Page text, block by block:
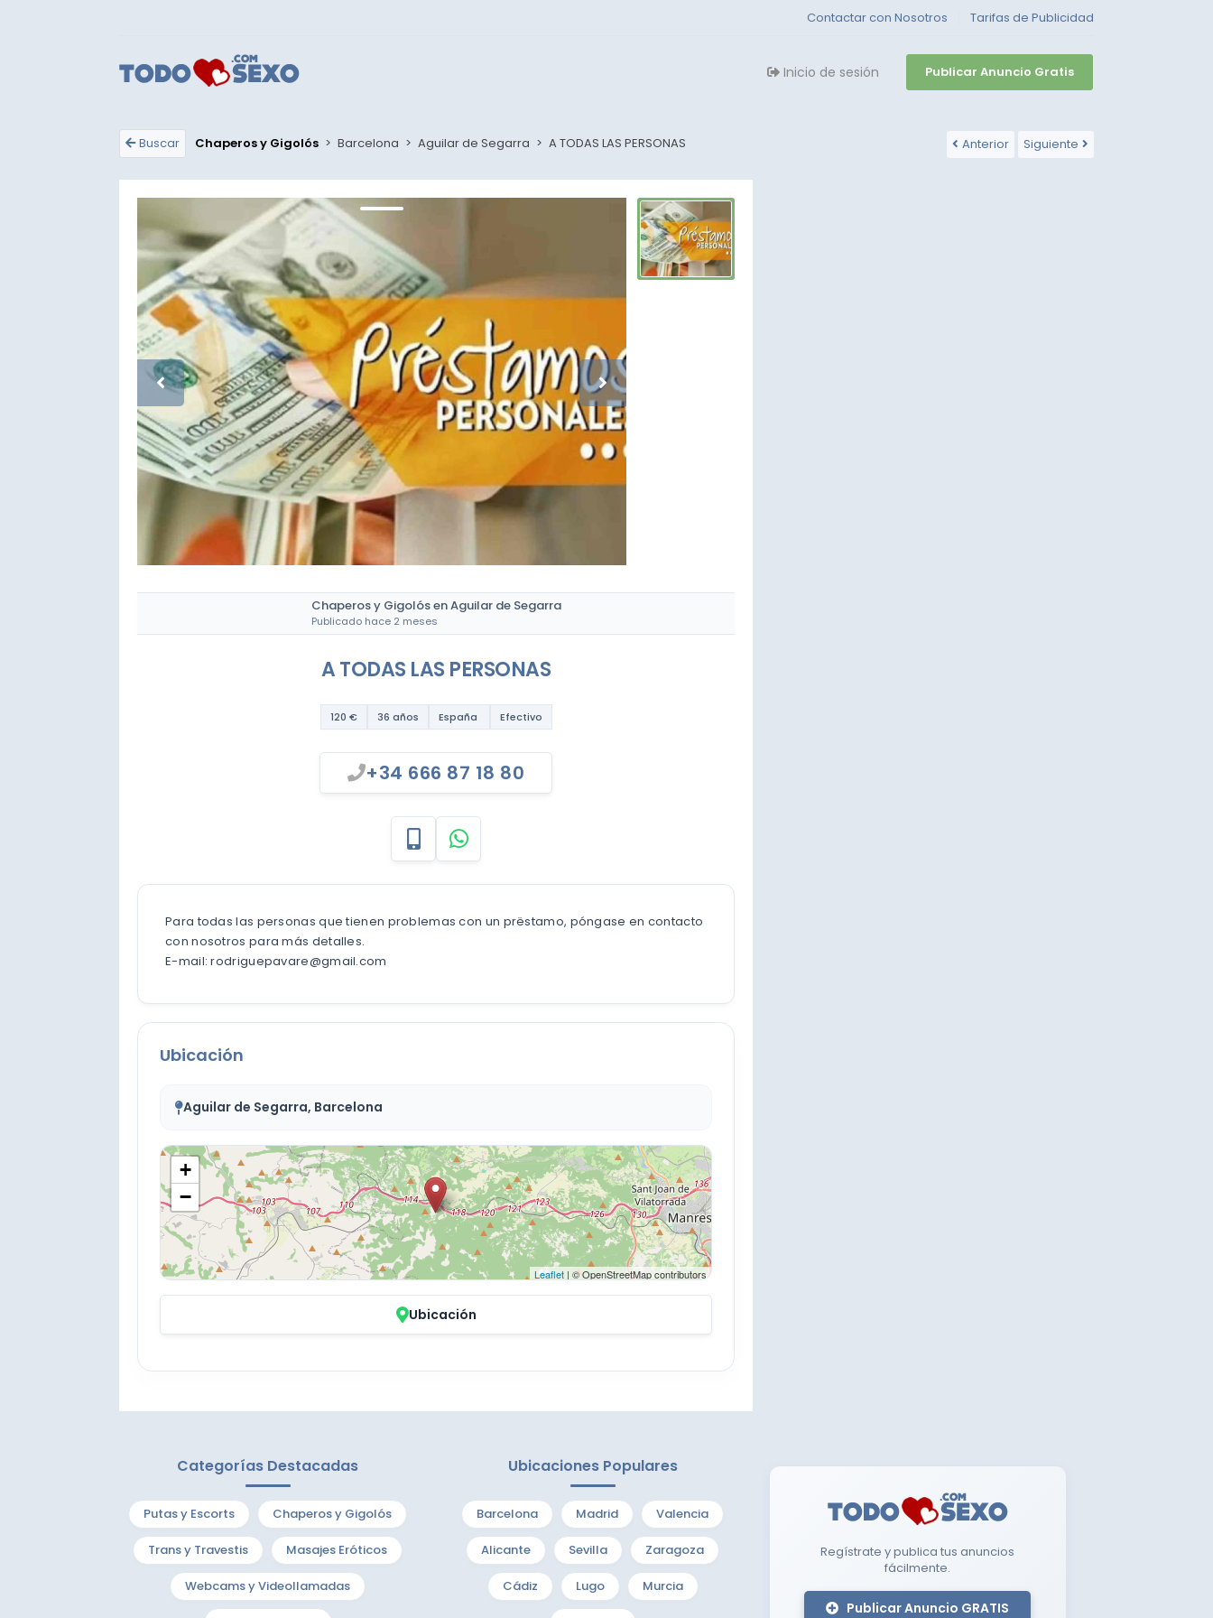
Tarifas de Publicidad
Contactar con Nosotros
Publicar Anuncio Gratis
Inicio de sesión
Buscar Chaperos y Gigolós > Barcelona > Aguilar de Segarra > A TODAS LAS PERSONAS Anterior Siguiente
Chaperos y Gigolós en Aguilar de Segarra
Publicado hace 2 meses
A TODAS LAS PERSONAS
120 € 36 años España Efectivo
+34 666 87 18 80
Para todas las personas que tienen problemas con un prëstamo, póngase en contacto
con nosotros para más detalles.
E-mail: rodriguepavare@gmail.com
Ubicación
Aguilar de Segarra, Barcelona
+
−
Leaflet | © OpenStreetMap contributors
Ubicación
Categorías Destacadas
Putas y Escorts Chaperos y Gigolós
Trans y Travestis Masajes Eróticos
Webcams y Videollamadas
Ubicaciones Populares
Barcelona Madrid Valencia
Alicante Sevilla Zaragoza
Cádiz Lugo Murcia
Regístrate y publica tus anuncios
fácilmente.
Publicar Anuncio GRATIS